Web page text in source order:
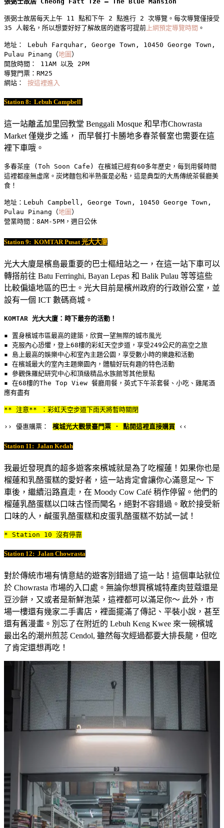
張弼士故居每天上午 11 點和下午 2 點進行 2 次導覽。每次導覽僅接受
35 人報名，所以想要好好了解故居的遊客可提前 上網預定導覽時間 。
地址： Lebuh Farquhar, George Town, 10450 George Town,
Pulau Pinang（地圖 ）
開放時間： 11AM 以及 2PM
導覽門票：RM25
網站： 按這裡進入
Station 8: Lebuh Campbell
這一站離孟加里回教堂 Benggali Mosque 和早市Chowrasta
Market 僅幾步之遙， 而早餐打卡勝地多春茶餐室也需要在這
裡下車哦。
多春茶座 (Toh Soon Cafe) 在檳城已經有60多年歷史，每到用餐時間
這裡都座無虛席。炭烤麵包和半熟蛋是必點，這是典型的大馬傳統茶餐廳美
食！
地址：Lebuh Campbell, George Town, 10450 George Town,
Pulau Pinang（地圖 ）
營業時間：8AM-5PM，週日公休
Station 9: KOMTAR Pusat光大大廈
光大大廈是檳島最重要的巴士樞紐站之一，在這一站下車可以
轉搭前往 Batu Ferringhi, Bayan Lepas 和 Balik Pulau 等等這些
比較偏遠地區的巴士。光大目前是檳州政府的行政辦公室，並
設有一個 ICT 數碼商城。
KOMTAR 光大大廈：時下最夯的活動！
▪️ 置身檳城市區最高的建築，欣賞一望無際的城市風光
▪️ 克服內心恐懼，登上68樓的彩虹天空步道，享受249公尺的高空之旅
▪️ 島上最高的娛樂中心和室內主題公園，享受數小時的樂趣和活動
▪️ 在檳城最大的室內主題樂園內，體驗好玩有趣的特色活動
▪️ 參觀侏羅紀研究中心和頂級精品水族館等其他景點
▪️ 在68樓的The Top View 餐廳用餐，英式下午茶套餐、小吃、雞尾酒
應有盡有
** 注意** ：彩虹天空步道下雨天將暫時關閉
›› 優惠購票： 檳城光大觀景臺門票 · 點開這裡直接購買 ‹‹
Station 11: Jalan Kedah
我最近發現真的超多遊客來檳城就是為了吃榴蓮！如果你也是
榴蓮和乳酪蛋糕的愛好者，這一站肯定會讓你心滿意足～ 下
車後，繼續沿路直走，在 Moody Cow Café 稍作停留。他們的
榴蓮乳酪蛋糕以口味古怪而聞名，絕對不容錯過。敢於接受新
口味的人，鹹蛋乳酪蛋糕和皮蛋乳酪蛋糕不妨試一試！
* Station 10 沒有停靠
Station 12: Jalan Chowrasta
對於傳統市場有情意結的遊客別錯過了這一站！這個車站就位
於 Chowrasta 市場的入口處。無論你想買檳城特產肉荳蔻還是
豆沙餅，又或者是新鮮泡菜，這裡都可以滿足你～ 此外，市
場一樓還有幾家二手書店，裡面擺滿了傳記、平裝小說，甚至
還有舊漫畫。別忘了在附近的 Lebuh Keng Kwee 來一碗檳城
最出名的潮州煎蕊 Cendol, 雖然每次經過都要大排長龍，但吃
了肯定還想再吃！